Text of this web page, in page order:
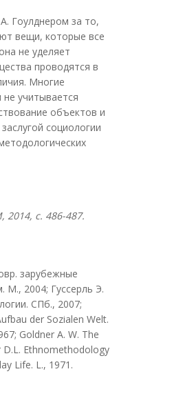
Гоулднером за то,
вещи, которые все
не уделяет
проводятся в
Многие
учитывается
объектов и
социологии
2014, с. 486-487.
зарубежные
2004; Гуссерль Э.
СПб., 2007;
der Sozialen Welt.
Goldner A. W. The
D.L. Ethnomethodology
Life. L., 1971.